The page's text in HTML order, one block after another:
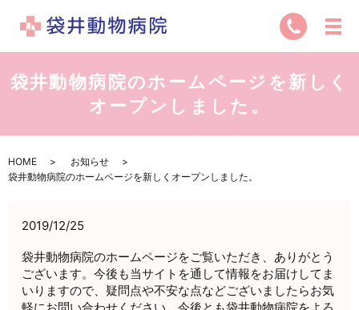
袋井動物病院のホームページを新しく
オープンしました。
HOME
お知らせ
袋井動物病院のホームページを新しくオープンしました。
2019/12/25
袋井動物病院のホームページをご覧いただき、ありがとう
ございます。今後も当サイトを通して情報をお届けしてま
いりますので、疑問点や不安な点などございましたらお気